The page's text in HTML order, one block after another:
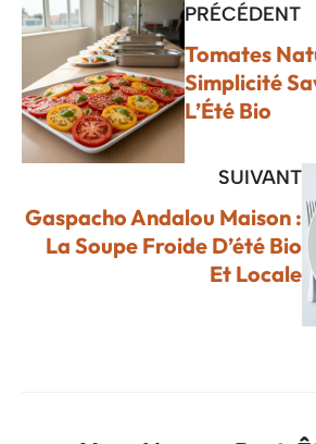
PRÉCÉDENT
Tomates
Simplicité
L’Été Bio
SUIVANT
Gaspacho Andalou Maison :
La Soupe Froide D’été Bio
Et Locale